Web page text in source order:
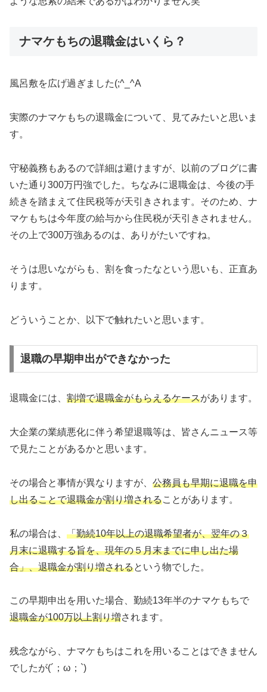
ナマケもちの退職金はいくら？
風呂敷を広げ過ぎました(;^_^A
実際のナマケもちの退職金について、見てみたいと思いま
す。
守秘義務もあるので詳細は避けますが、以前のブログに書
いた通り300万円強でした。ちなみに退職金は、今後の手
続きを踏まえて住民税等が天引きされます。そのため、ナ
マケもちは今年度の給与から住民税が天引きされません。
その上で300万強あるのは、ありがたいですね。
そうは思いながらも、割を食ったなという思いも、正直あ
ります。
どういうことか、以下で触れたいと思います。
退職の早期申出ができなかった
退職金には、 割増で退職金がもらえるケースがあります。
大企業の業績悪化に伴う希望退職等は、皆さんニュース等
で見たことがあるかと思います。
その場合と事情が異なりますが、 公務員も早期に退職を申
し出ることで退職金が割り増されることがあります。
私の場合は、 「勤続10年以上の退職希望者が、翌年の３
月末に退職する旨を、現年の５月末までに申し出た場
合」、退職金が割り増されるという物でした。
この早期申出を用いた場合、勤続13年半のナマケもちで
退職金が100万以上割り増されます。
残念ながら、ナマケもちはこれを用いることはできません
でしたが(´；ω；`)